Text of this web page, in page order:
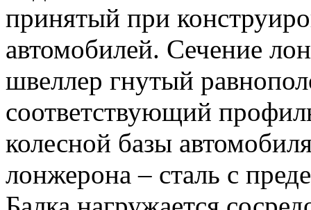
принятый при
автомобилей. Сечение
швеллер гнутый
соответствующий
колесной базы
лонжерона – сталь с